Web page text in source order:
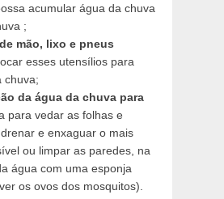
acumular água da chuva
;
mão, lixo e pneus
esses utensílios para
chuva;
da água da chuva para
para vedar as folhas e
e enxaguar o mais
ou limpar as paredes, na
água com uma esponja
os ovos dos mosquitos).